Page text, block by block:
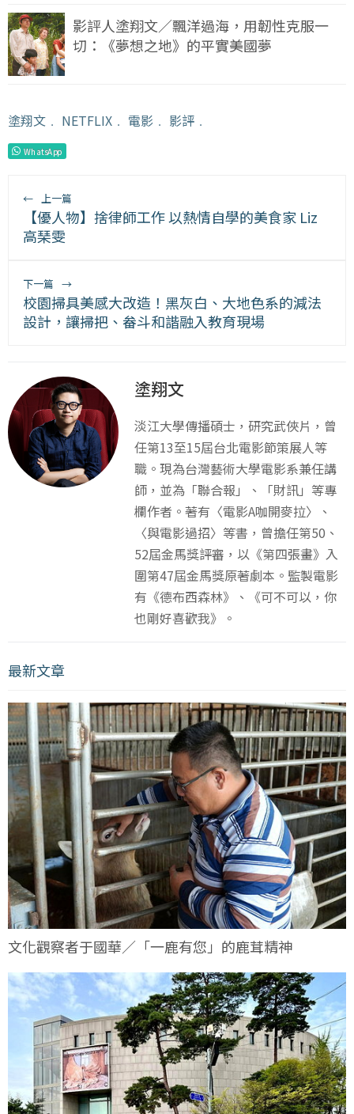
影評人塗翔文／飄洋過海，用韌性克服一
切：《夢想之地》的平實美國夢
塗翔文 ﹒ NETFLIX ﹒ 電影 ﹒ 影評 ﹒
WhatsApp
← 上一篇
【優人物】捨律師工作 以熱情自學的美食家 Liz
高琹雯
下一篇 →
校園掃具美感大改造！黑灰白、大地色系的減法
設計，讓掃把、畚斗和諧融入教育現場
塗翔文
淡江大學傳播碩士，研究武俠片，曾
任第13至15屆台北電影節策展人等
職。現為台灣藝術大學電影系兼任講
師，並為「聯合報」、「財訊」等專
欄作者。著有〈電影A咖開麥拉〉、
〈與電影過招〉等書，曾擔任第50、
52屆金馬獎評審，以《第四張畫》入
圍第47屆金馬獎原著劇本。監製電影
有《德布西森林》、《可不可以，你
也剛好喜歡我》。
最新文章
文化觀察者于國華／「一鹿有您」的鹿茸精神